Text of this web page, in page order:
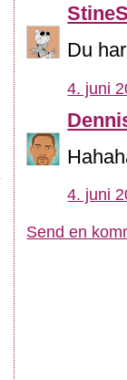
Du
4. juni
4. juni
Send en